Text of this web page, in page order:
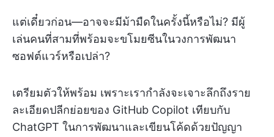
แต่เดี๋ยวก่อน—อาจจะมีม้ามืดในครั้งนี้หรือไม่? มีผู้
เล่นคนที่สามที่พร้อมจะขโมยซีนในวงการพัฒนา
ซอฟต์แวร์หรือเปล่า?
เตรียมตัวให้พร้อม เพราะเรากำลังจะเจาะลึกถึงราย
ละเอียดปลีกย่อยของ GitHub Copilot เทียบกับ
ChatGPT ในการพัฒนาและเขียนโค้ดด้วยปัญญา